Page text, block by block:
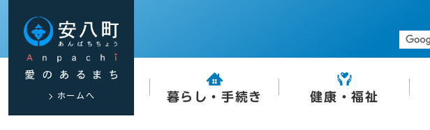
ホームへ 暮らし・手続き 健康・福祉